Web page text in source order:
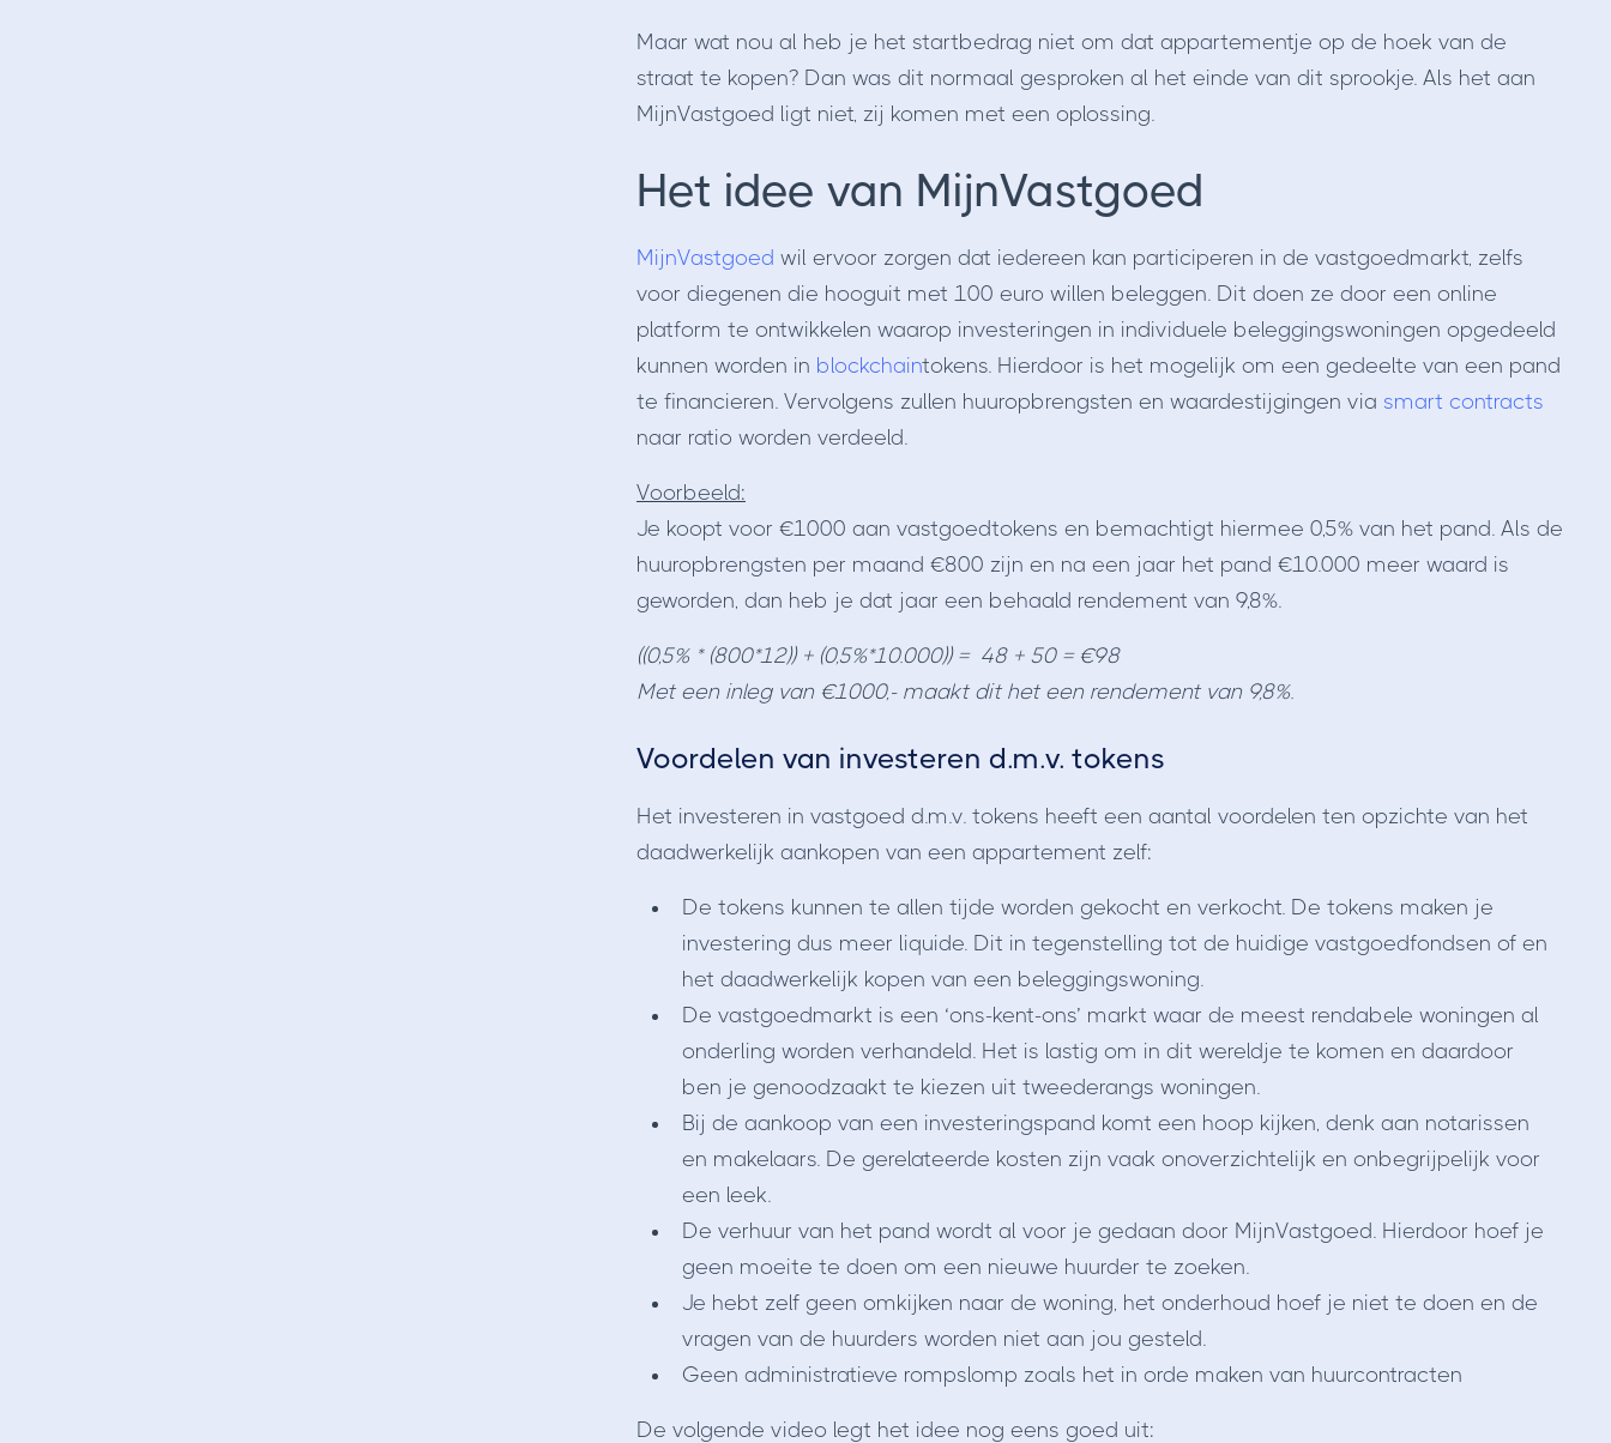
Maar wat nou al heb je het startbedrag niet om dat appartementje op de hoek van de
straat te kopen? Dan was dit normaal gesproken al het einde van dit sprookje. Als het aan
MijnVastgoed ligt niet, zij komen met een oplossing.
Het idee van MijnVastgoed
MijnVastgoed wil ervoor zorgen dat iedereen kan participeren in de vastgoedmarkt, zelfs
voor diegenen die hooguit met 100 euro willen beleggen. Dit doen ze door een online
platform te ontwikkelen waarop investeringen in individuele beleggingswoningen opgedeeld
kunnen worden in blockchaintokens. Hierdoor is het mogelijk om een gedeelte van een pand
te financieren. Vervolgens zullen huuropbrengsten en waardestijgingen via smart contracts
naar ratio worden verdeeld.
Voorbeeld:
Je koopt voor €1000 aan vastgoedtokens en bemachtigt hiermee 0,5% van het pand. Als de
huuropbrengsten per maand €800 zijn en na een jaar het pand €10.000 meer waard is
geworden, dan heb je dat jaar een behaald rendement van 9,8%.
((0,5% * (800*12)) + (0,5%*10.000)) = 48 + 50 = €98
Met een inleg van €1000,- maakt dit het een rendement van 9,8%.
Voordelen van investeren d.m.v. tokens
Het investeren in vastgoed d.m.v. tokens heeft een aantal voordelen ten opzichte van het
daadwerkelijk aankopen van een appartement zelf:
De tokens kunnen te allen tijde worden gekocht en verkocht. De tokens maken je
investering dus meer liquide. Dit in tegenstelling tot de huidige vastgoedfondsen of en
het daadwerkelijk kopen van een beleggingswoning.
De vastgoedmarkt is een ‘ons-kent-ons’ markt waar de meest rendabele woningen al
onderling worden verhandeld. Het is lastig om in dit wereldje te komen en daardoor
ben je genoodzaakt te kiezen uit tweederangs woningen.
Bij de aankoop van een investeringspand komt een hoop kijken, denk aan notarissen
en makelaars. De gerelateerde kosten zijn vaak onoverzichtelijk en onbegrijpelijk voor
een leek.
De verhuur van het pand wordt al voor je gedaan door MijnVastgoed. Hierdoor hoef je
geen moeite te doen om een nieuwe huurder te zoeken.
Je hebt zelf geen omkijken naar de woning, het onderhoud hoef je niet te doen en de
vragen van de huurders worden niet aan jou gesteld.
Geen administratieve rompslomp zoals het in orde maken van huurcontracten
De volgende video legt het idee nog eens goed uit: